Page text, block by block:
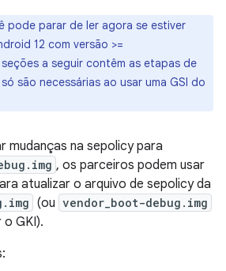
pode parar de ler agora se estiver
12 com versão >=
seções a seguir contêm as etapas de
são necessárias ao usar uma GSI do
mudanças na sepolicy para
, os parceiros podem usar
atualizar o arquivo de sepolicy da
(ou vendor_boot-debug.img
GKI).